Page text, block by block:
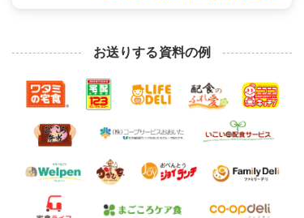
お送りする資料の例